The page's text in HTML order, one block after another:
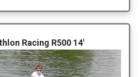
Racing R500 14′